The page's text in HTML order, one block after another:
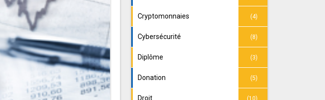
Cryptomonnaies (4)
Cybersécurité (8)
Diplôme (3)
Donation (5)
Droit (10)